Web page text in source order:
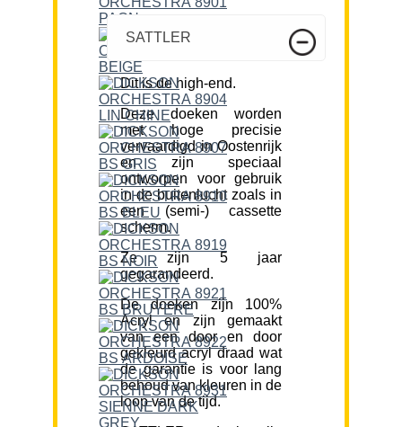
SATTLER
Dit is de high-end.
Deze doeken worden
met hoge precisie
vervaardigd in Oostenrijk
en zijn speciaal
ontworpen voor gebruik
in de buitenlucht zoals in
een (semi-) cassette
scherm.
Ze zijn 5 jaar
gegarandeerd.
De doeken zijn 100%
Acryl en zijn gemaakt
van een door en door
gekleurd acryl draad wat
de garantie is voor lang
behoud van kleuren in de
loop van de tijd.